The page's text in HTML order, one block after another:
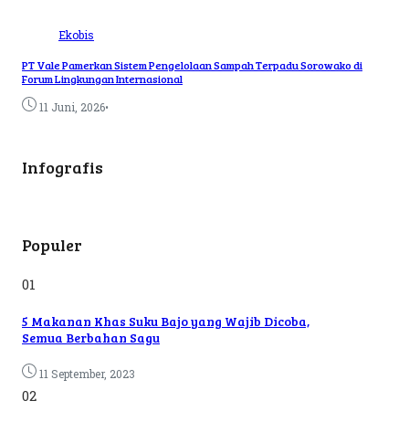
Ekobis
PT Vale Pamerkan Sistem Pengelolaan Sampah Terpadu Sorowako di
Forum Lingkungan Internasional
11 Juni, 2026•
Infografis
Populer
01
5 Makanan Khas Suku Bajo yang Wajib Dicoba,
Semua Berbahan Sagu
11 September, 2023
02